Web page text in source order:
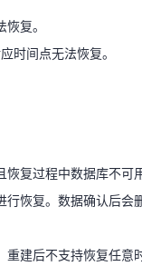
重塑科技边界
复过程中数据库不可
恢复。数据确认后会
复。
时间点无法恢复。
复过程中数据库不可
恢复。数据确认后会
建后不支持恢复任意